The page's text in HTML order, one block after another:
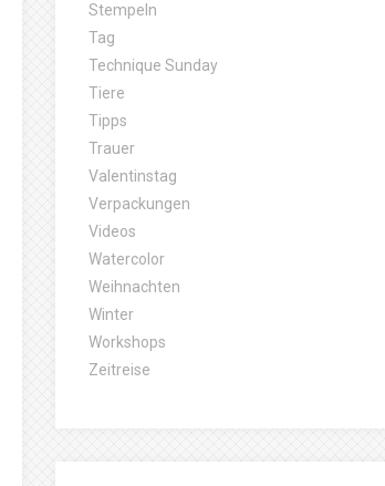
Stempeln
Tag
Technique Sunday
Tiere
Tipps
Trauer
Valentinstag
Verpackungen
Videos
Watercolor
Weihnachten
Winter
Workshops
Zeitreise